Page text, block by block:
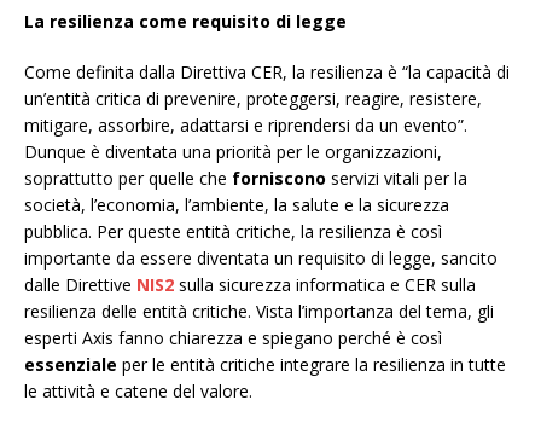
La resilienza come requisito di legge
Come definita dalla Direttiva CER, la resilienza è “la capacità di
un’entità critica di prevenire, proteggersi, reagire, resistere,
mitigare, assorbire, adattarsi e riprendersi da un evento”.
Dunque è diventata una priorità per le organizzazioni,
soprattutto per quelle che forniscono servizi vitali per la
società, l’economia, l’ambiente, la salute e la sicurezza
pubblica. Per queste entità critiche, la resilienza è così
importante da essere diventata un requisito di legge, sancito
dalle Direttive NIS2 sulla sicurezza informatica e CER sulla
resilienza delle entità critiche. Vista l’importanza del tema, gli
esperti Axis fanno chiarezza e spiegano perché è così
essenziale per le entità critiche integrare la resilienza in tutte
le attività e catene del valore.